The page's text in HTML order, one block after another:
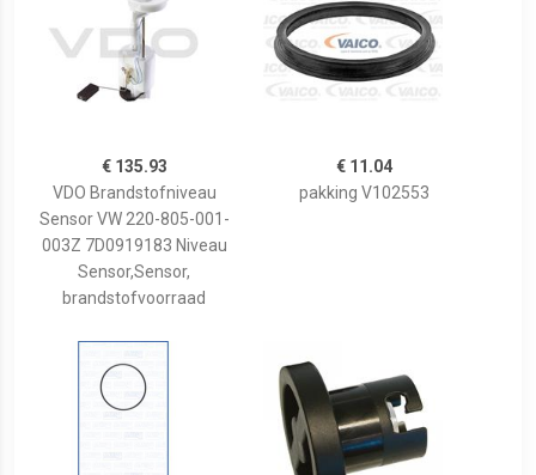
€ 135.93
VDO Brandstofniveau
Sensor VW 220-805-001-
003Z 7D0919183 Niveau
Sensor,Sensor,
brandstofvoorraad
€ 11.04
pakking V102553